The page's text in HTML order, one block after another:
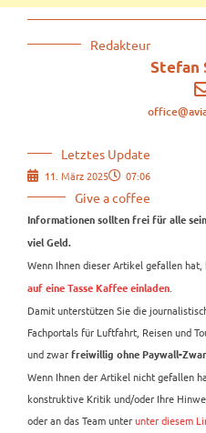
Redakteur
Stefan
Letztes Update
11. März 2025 07:06
Give a coffee
Informationen sollten frei für alle
viel Geld.
Wenn Ihnen dieser Artikel gefallen
auf eine Tasse Kaffee einladen
Damit unterstützen Sie die
Fachportals für Luftfahrt, Reisen und
und zwar freiwillig ohne Paywall-
Wenn Ihnen der Artikel nicht gefallen
konstruktive Kritik und/oder Ihre
oder an das Team unterunter diesem